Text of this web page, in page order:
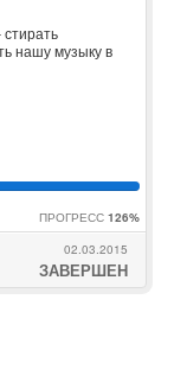
нашу музыку в
ПРОГРЕСС 126%
02.03.2015
ЗАВЕРШЕН